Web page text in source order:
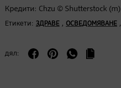
Кредити: Chzu © Shutterstock (m)
Етикети: ЗДРАВЕ , ОСВЕДОМЯВАНЕ ,
дял: